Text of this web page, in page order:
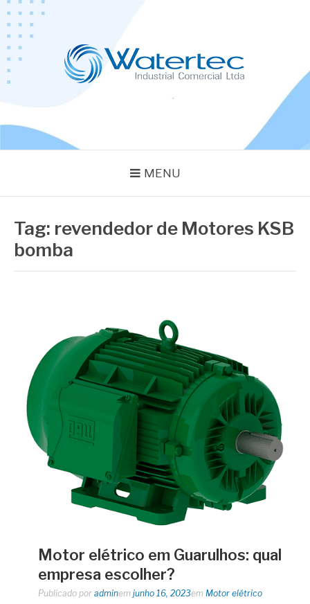
Pular
para
conteúdo
MENU
Tag: revendedor de Motores KSB
bomba
Motor elétrico em Guarulhos: qual
empresa escolher?
Publicado por adminem junho 16, 2023em Motor elétrico